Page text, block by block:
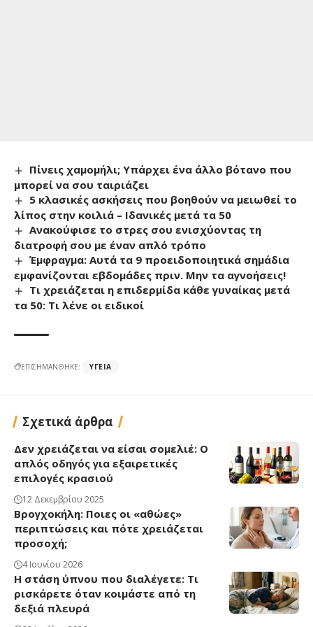
Πίνεις χαμομήλι; Υπάρχει ένα άλλο βότανο που
μπορεί να σου ταιριάζει
5 κλασικές ασκήσεις που βοηθούν να μειωθεί το
λίπος στην κοιλιά – Ιδανικές μετά τα 50
Ανακούφισε το στρες σου ενισχύοντας τη
διατροφή σου με έναν απλό τρόπο
Έμφραγμα: Αυτά τα 9 προειδοποιητικά σημάδια
εμφανίζονται εβδομάδες πριν. Μην τα αγνοήσεις!
Τι χρειάζεται η επιδερμίδα κάθε γυναίκας μετά
τα 50: Τι λένε οι ειδικοί
ΕΠΙΣΗΜΑΝΘΗΚΕ: ΥΓΕΊΑ
Σχετικά άρθρα
Δεν χρειάζεται να είσαι σομελιέ: Ο
απλός οδηγός για εξαιρετικές
επιλογές κρασιού
12 Δεκεμβρίου 2025
Βρογχοκήλη: Ποιες οι «αθώες»
περιπτώσεις και πότε χρειάζεται
προσοχή;
4 Ιουνίου 2026
Η στάση ύπνου που διαλέγετε: Τι
ρισκάρετε όταν κοιμάστε από τη
δεξιά πλευρά